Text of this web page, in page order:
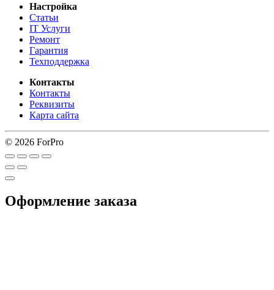
Настройка
Статьи
IT Услуги
Ремонт
Гарантия
Техподдержка
Контакты
Контакты
Реквизиты
Карта сайта
© 2026 ForPro
Оформление заказа